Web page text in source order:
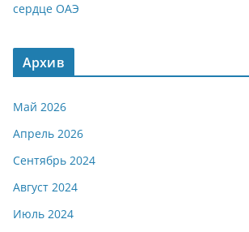
сердце ОАЭ
Архив
Май 2026
Апрель 2026
Сентябрь 2024
Август 2024
Июль 2024